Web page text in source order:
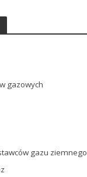
gazowych
gazu ziemnego